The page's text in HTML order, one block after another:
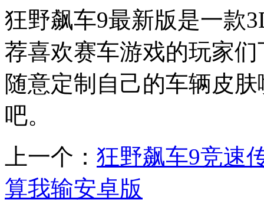
狂野飙车9最新版是一款
荐喜欢赛车游戏的玩家
随意定制自己的车辆皮
吧。
上一个： 狂野飙车9竞速
算我输安卓版